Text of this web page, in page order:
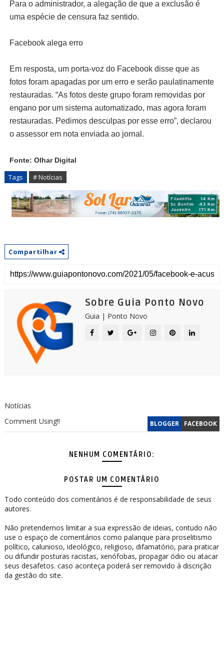
Para o administrador, a alegação de que a exclusão é
uma espécie de censura faz sentido.
Facebook alega erro
Em resposta, um porta-voz do Facebook disse que as
fotos foram apagadas por um erro e serão paulatinamente
restauradas. “As fotos deste grupo foram removidas por
engano por um sistema automatizado, mas agora foram
restauradas. Pedimos desculpas por esse erro”, declarou
o assessor em nota enviada ao jornal.
Fonte: Olhar Digital
Tags # Notícias
Compartilhar
Sobre Guia Ponto Novo
Guia | Ponto Novo
Notícias
BLOGGER FACEBOOK
Comment Using!!
NENHUM COMENTÁRIO:
POSTAR UM COMENTÁRIO
Todo conteúdo dos comentários é de responsabilidade de seus
autores.
Não pretendemos limitar a sua expressão de ideias, contudo não
use o espaço de comentários como palanque para proselitismo
político, calunioso, ideológico, religioso, difamatório, para praticar
ou difundir posturas racistas, xenófobas, propagar ódio ou atacar
seus desafetos. caso aconteça poderá ser removido à discrição
da gestão do site.